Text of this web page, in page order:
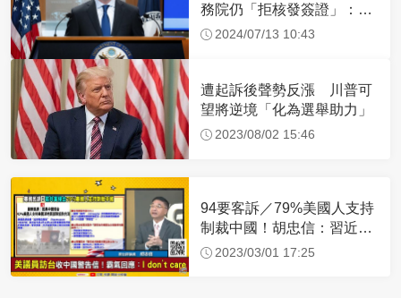
務院仍「拒核發簽證」：追
究責任
2024/07/13 10:43
遭起訴後聲勢反漲 川普可
望將逆境「化為選舉助力」
2023/08/02 15:46
94要客訴／79%美國人支持
制裁中國！胡忠信：習近平
沒信心成功侵台
2023/03/01 17:25